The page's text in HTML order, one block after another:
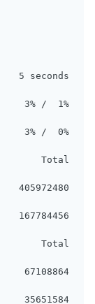
5 seconds
/  1%
/  0%
Total
Total